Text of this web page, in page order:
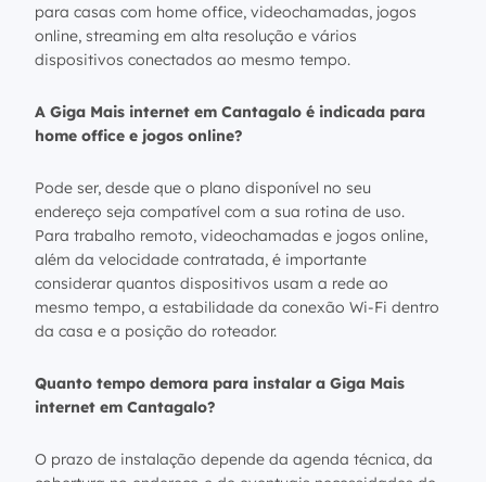
para casas com home office, videochamadas, jogos
online, streaming em alta resolução e vários
dispositivos conectados ao mesmo tempo.
A Giga Mais internet em Cantagalo é indicada para
home office e jogos online?
Pode ser, desde que o plano disponível no seu
endereço seja compatível com a sua rotina de uso.
Para trabalho remoto, videochamadas e jogos online,
além da velocidade contratada, é importante
considerar quantos dispositivos usam a rede ao
mesmo tempo, a estabilidade da conexão Wi-Fi dentro
da casa e a posição do roteador.
Quanto tempo demora para instalar a Giga Mais
internet em Cantagalo?
O prazo de instalação depende da agenda técnica, da